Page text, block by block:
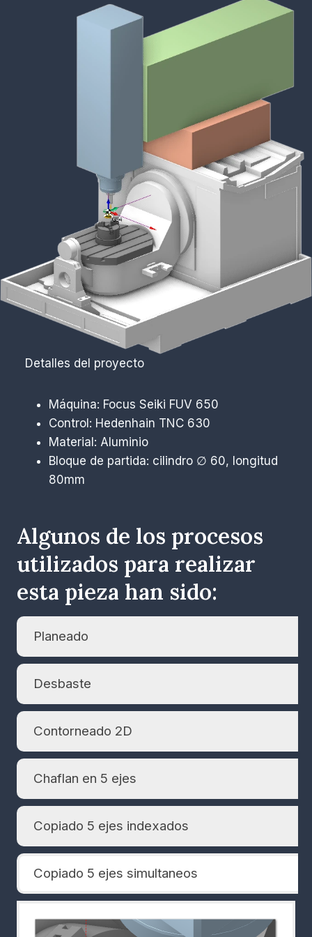
Detalles del proyecto
Máquina: Focus Seiki FUV 650
Control: Hedenhain TNC 630
Material: Aluminio
Bloque de partida: cilindro ∅ 60, longitud
80mm
Algunos de los procesos
utilizados para realizar
esta pieza han sido:
Planeado
Desbaste
Contorneado 2D
Chaflan en 5 ejes
Copiado 5 ejes indexados
Copiado 5 ejes simultaneos